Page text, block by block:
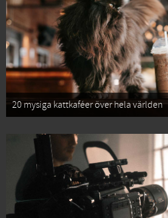
20 mysiga kattkaféer över hela världen